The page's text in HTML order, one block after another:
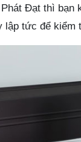
Đạt thì
lập tức để